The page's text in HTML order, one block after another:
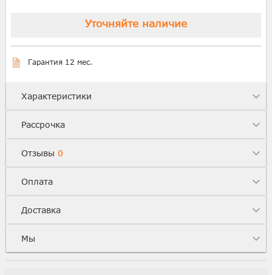
Уточняйте наличие
Гарантия 12 мес.
Характеристики
Рассрочка
Отзывы 0
Оплата
Доставка
Мы